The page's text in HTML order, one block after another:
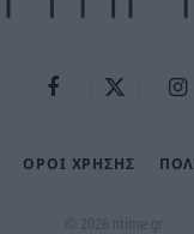
FacebookX
ΟΡΟΙ ΧΡΗΣΗΣ